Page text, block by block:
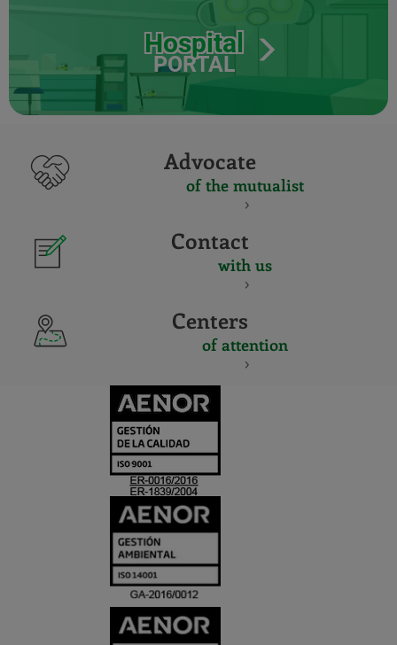
Hospital
PORTAL
Advocate
of the mutualist
Contact
with us
Centers
of attention